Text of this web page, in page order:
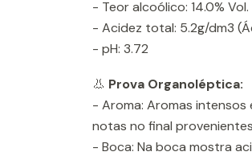
- Teor alcoólico: 14.0%
- Acidez total: 5.2g/dm3
- pH: 3.72
👃 Prova Organoléptica:
- Aroma: Aromas
notas no final
- Boca: Na boca mostra